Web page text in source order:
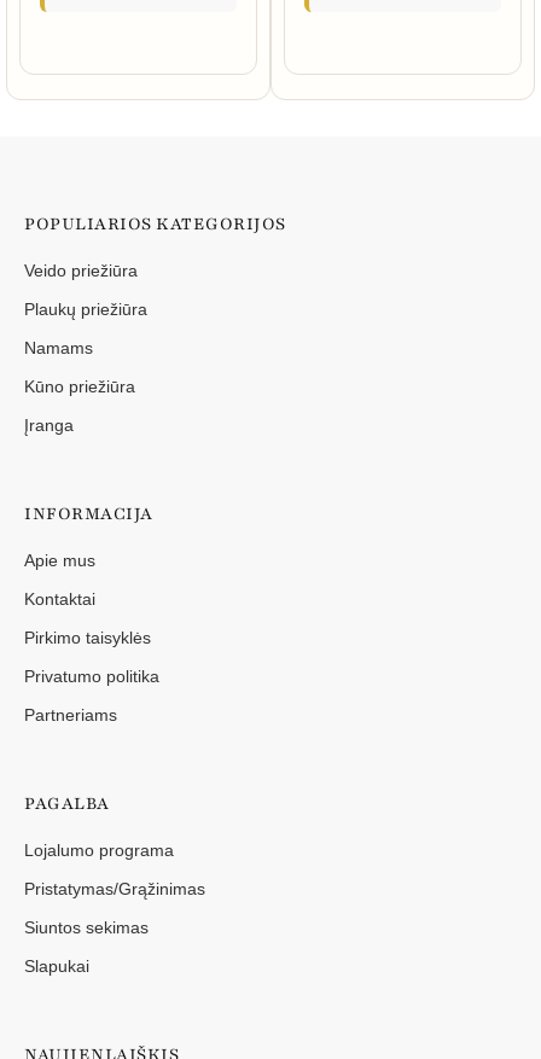
POPULIARIOS KATEGORIJOS
Veido priežiūra
Plaukų priežiūra
Namams
Kūno priežiūra
Įranga
INFORMACIJA
Apie mus
Kontaktai
Pirkimo taisyklės
Privatumo politika
Partneriams
PAGALBA
Lojalumo programa
Pristatymas/Grąžinimas
Siuntos sekimas
Slapukai